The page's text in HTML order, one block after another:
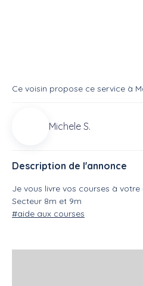
Ce voisin propose ce service à
Michele S.
Description de l'annonce
Je vous livre vos courses à
Secteur 8m et 9m
#aide aux courses